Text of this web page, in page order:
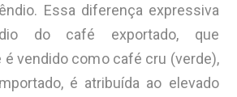
Essa diferença expressiva
do café exportado, que
vendido como café cru (verde),
é atribuída ao elevado